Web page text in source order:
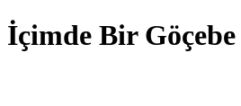
İçimde Bir